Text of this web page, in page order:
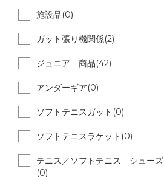
施設品(0)
ガット張り機関係(2)
ジュニア 商品(42)
アンダーギア(0)
ソフトテニスガット(0)
ソフトテニスラケット(0)
テニス／ソフトテニス シューズ
(0)